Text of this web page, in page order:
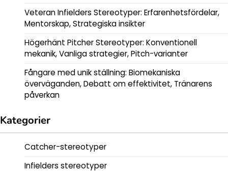
Veteran Infielders Stereotyper: Erfarenhetsfördelar,
Mentorskap, Strategiska insikter
Högerhänt Pitcher Stereotyper: Konventionell
mekanik, Vanliga strategier, Pitch-varianter
Fångare med unik ställning: Biomekaniska
överväganden, Debatt om effektivitet, Tränarens
påverkan
Kategorier
Catcher-stereotyper
Infielders stereotyper